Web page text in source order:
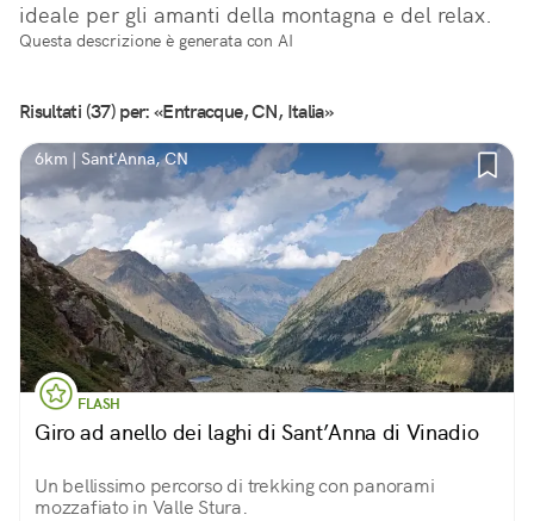
ideale per gli amanti della montagna e del relax.
Questa descrizione è generata con AI
Risultati (37) per: «Entracque, CN, Italia»
6km | Sant'Anna, CN
FLASH
Giro ad anello dei laghi di Sant’Anna di Vinadio
Un bellissimo percorso di trekking con panorami
mozzafiato in Valle Stura.